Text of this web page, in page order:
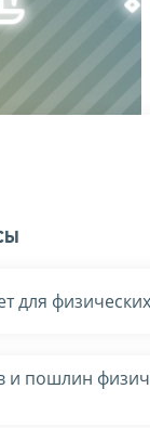
для
и пошлин